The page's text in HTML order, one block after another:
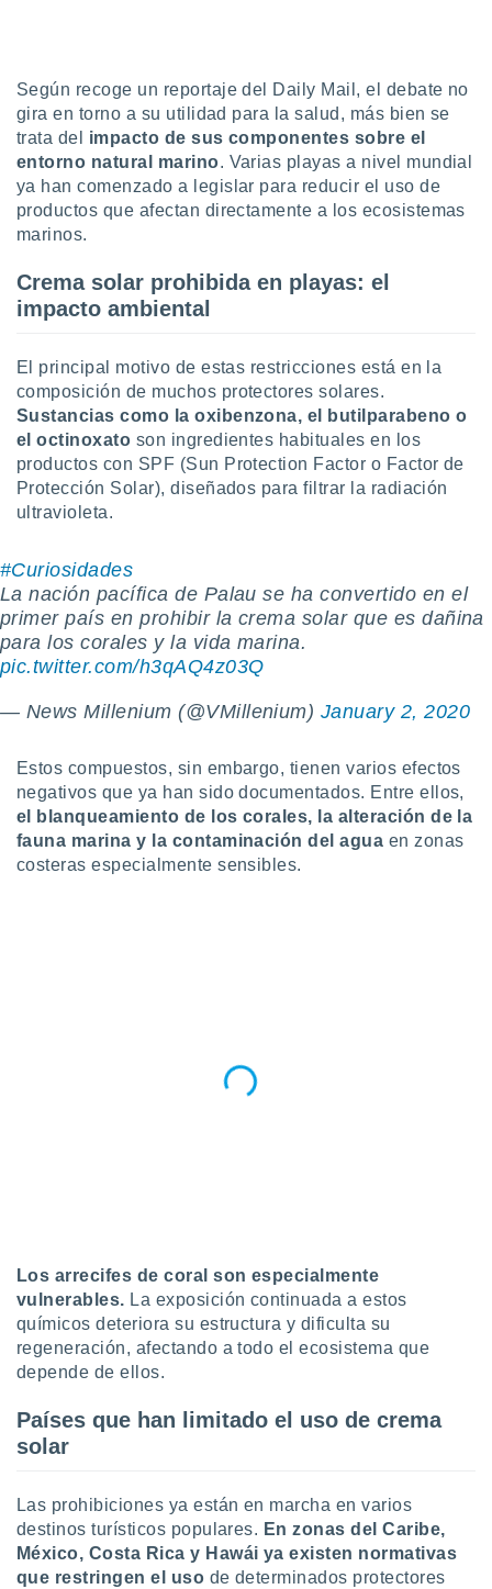
aceptar
de
sitio
En
de que
sean
el sitio
ni para
o
aunque
no
Puedes
web a
abono
únicos
similares
como
o acceder
datos
perfiles
Según recoge un reportaje del Daily Mail, el debate no
gira en torno a su utilidad para la salud, más bien se
trata del impacto de sus componentes sobre el
entorno natural marino. Varias playas a nivel mundial
ya han comenzado a legislar para reducir el uso de
productos que afectan directamente a los ecosistemas
marinos.
Crema solar prohibida en playas: el
impacto ambiental
El principal motivo de estas restricciones está en la
composición de muchos protectores solares.
Sustancias como la oxibenzona, el butilparabeno o
el octinoxato son ingredientes habituales en los
productos con SPF (Sun Protection Factor o Factor de
Protección Solar), diseñados para filtrar la radiación
ultravioleta.
#Curiosidades
La nación pacífica de Palau se ha convertido en el
primer país en prohibir la crema solar que es dañina
para los corales y la vida marina.
pic.twitter.com/h3qAQ4z03Q
— News Millenium (@VMillenium) January 2, 2020
Estos compuestos, sin embargo, tienen varios efectos
negativos que ya han sido documentados. Entre ellos,
el blanqueamiento de los corales, la alteración de la
fauna marina y la contaminación del agua en zonas
costeras especialmente sensibles.
Los arrecifes de coral son especialmente
vulnerables. La exposición continuada a estos
químicos deteriora su estructura y dificulta su
regeneración, afectando a todo el ecosistema que
depende de ellos.
Países que han limitado el uso de crema
solar
Las prohibiciones ya están en marcha en varios
destinos turísticos populares. En zonas del Caribe,
México, Costa Rica y Hawái ya existen normativas
que restringen el uso de determinados protectores